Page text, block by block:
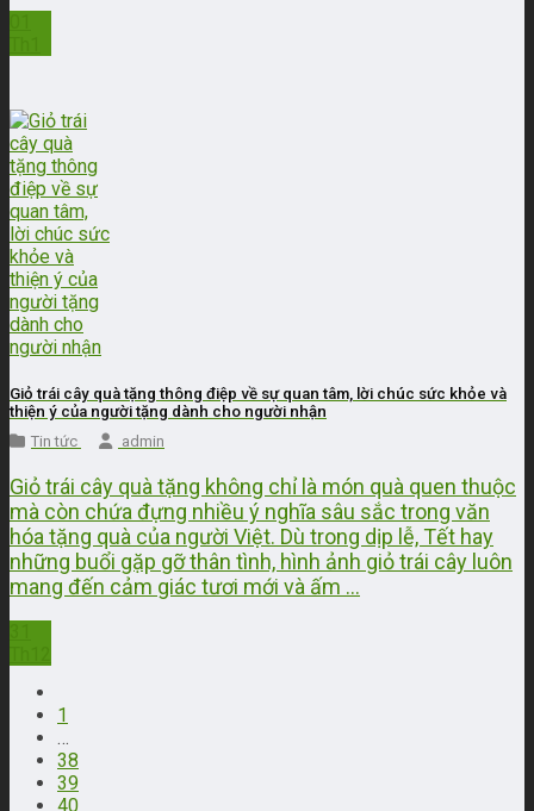
Giỏ trái cây quà tặng thông điệp về sự quan tâm, lời chúc sức khỏe và
thiện ý của người tặng dành cho người nhận
Tin tức
admin
Giỏ trái cây quà tặng không chỉ là món quà quen thuộc
mà còn chứa đựng nhiều ý nghĩa sâu sắc trong văn
hóa tặng quà của người Việt. Dù trong dịp lễ, Tết hay
những buổi gặp gỡ thân tình, hình ảnh giỏ trái cây luôn
mang đến cảm giác tươi mới và ấm ...
1
…
38
39
40